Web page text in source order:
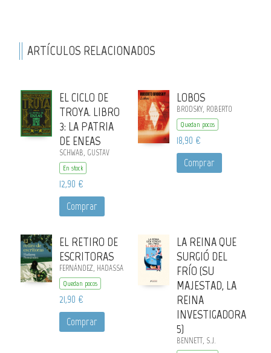
ARTÍCULOS RELACIONADOS
EL CICLO DE
TROYA. LIBRO
3: LA PATRIA
DE ENEAS
SCHWAB, GUSTAV
En stock
12,90 €
Comprar
LOBOS
BRODSKY, ROBERTO
Quedan pocos
18,90 €
Comprar
EL RETIRO DE
ESCRITORAS
FERNÁNDEZ, HADASSA
Quedan pocos
21,90 €
Comprar
LA REINA QUE
SURGIÓ DEL
FRÍO (SU
MAJESTAD, LA
REINA
INVESTIGADORA
5)
BENNETT, S.J.